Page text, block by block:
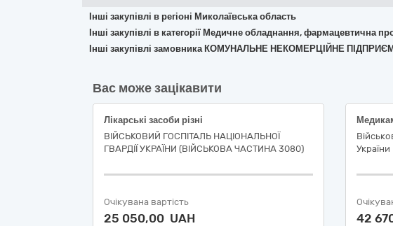
Інші закупівлі в регіоні Миколаївська область
Інші закупівлі в категорії Медичне обладнання, фармацевтична
Інші закупівлі замовника КОМУНАЛЬНЕ НЕКОМЕРЦІЙНЕ
Вас може зацікавити
Лікарські засоби різні
ВІЙСЬКОВИЙ ГОСПІТАЛЬ НАЦІОНАЛЬНОЇ
ГВАРДІЇ УКРАЇНИ (ВІЙСЬКОВА ЧАСТИНА 3080)
Очікувана вартість
25 050,00 UAH
України
42